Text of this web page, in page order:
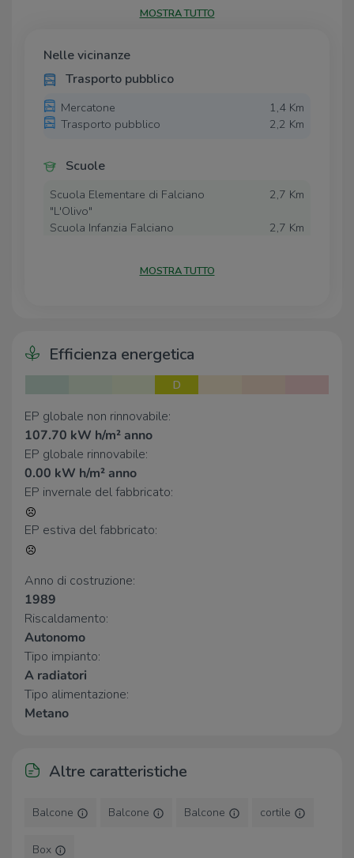
dimensionate e tre bagni, ideali per soddisfare le
Completano la proprietà due ulteriori stanze versatili,
adatte a molteplici utilizzi come studio, locale hobby o
spazio dedicato alle proprie esigenze, oltre a tre balconi
che garantiscono luminosità e piacevoli affacci.
A servizio dell'abitazione è presente un comodo box
Costruita nel 1989, la soluzione rappresenta
un'interessante opportunità per chi è alla ricerca di una
casa indipendente in una posizione tranquilla, ben
collegata ai principali servizi, a pochi minuti da Rimini e
MOSTRA TUTTO
Nelle vicinanze
Trasporto pubblico
Mercatone
1,4 Km
Trasporto pubblico
2,2 Km
Scuole
Scuola Elementare di Falciano
"L'Olivo"
2,7 Km
Scuola Infanzia Falciano 2,7 Km
Bar
Bar
Ristoranti
Baldoria Brewpub
MOSTRA TUTTO
Efficienza energetica
D
EP globale non rinnovabile:
107.70 kW h/m² anno
EP globale rinnovabile:
0.00 kW h/m² anno
EP invernale del fabbricato:
EP estiva del fabbricato:
Anno di costruzione:
1989
Riscaldamento:
Autonomo
Tipo impianto:
A radiatori
Tipo alimentazione:
Metano
Altre caratteristiche
Balcone Balcone Balcone cortile
Box